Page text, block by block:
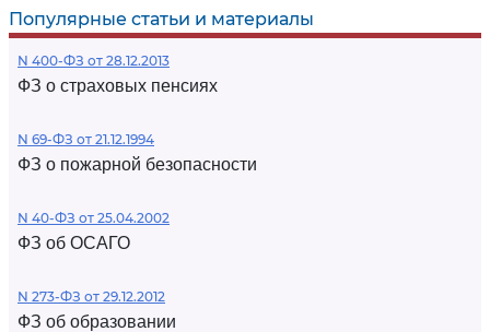
Популярные статьи и материалы
N 400-ФЗ от 28.12.2013
ФЗ о страховых пенсиях
N 69-ФЗ от 21.12.1994
ФЗ о пожарной безопасности
N 40-ФЗ от 25.04.2002
ФЗ об ОСАГО
N 273-ФЗ от 29.12.2012
ФЗ об образовании